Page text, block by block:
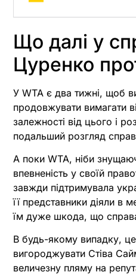
Що далі у
Цуренко
У WTA є два тижні, щоб
продовжувати вимагати
залежності від цього і
подальший розгляд
А поки WTA, ніби
впевненість у своїй
завжди підтримувала
її представники діяли в
їм дуже шкода, що
В будь-якому випадку,
вигороджувати Стіва
величезну пляму на